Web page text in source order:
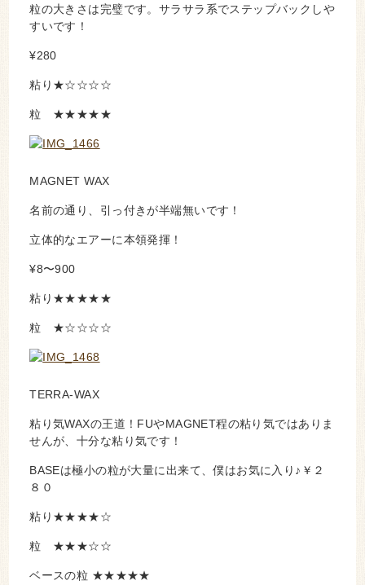
粒の大きさは完璧です。サラサラ系でステップバックしや
すいです！
¥280
粘り★☆☆☆☆
粒 ★★★★★
MAGNET WAX
名前の通り、引っ付きが半端無いです！
立体的なエアーに本領発揮！
¥8〜900
粘り★★★★★
粒 ★☆☆☆☆
TERRA-WAX
粘り気WAXの王道！FUやMAGNET程の粘り気ではありま
せんが、十分な粘り気です！
BASEは極小の粒が大量に出来て、僕はお気に入り♪￥２
８０
粘り★★★★☆
粒 ★★★☆☆
ベースの粒 ★★★★★